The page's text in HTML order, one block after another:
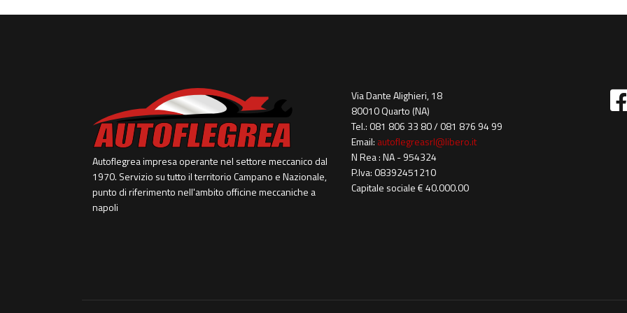
Autoflegrea impresa operante nel settore meccanico dal
1970. Servizio su tutto il territorio Campano e Nazionale,
punto di riferimento nell'ambito officine meccaniche a
napoli
Via Dante Alighieri, 18
80010 Quarto (NA)
Tel.: 081 806 33 80 / 081 876 94 99
Email: autoflegreasrl@libero.it
N Rea : NA - 954324
P.Iva: 08392451210
Capitale sociale € 40.000.00